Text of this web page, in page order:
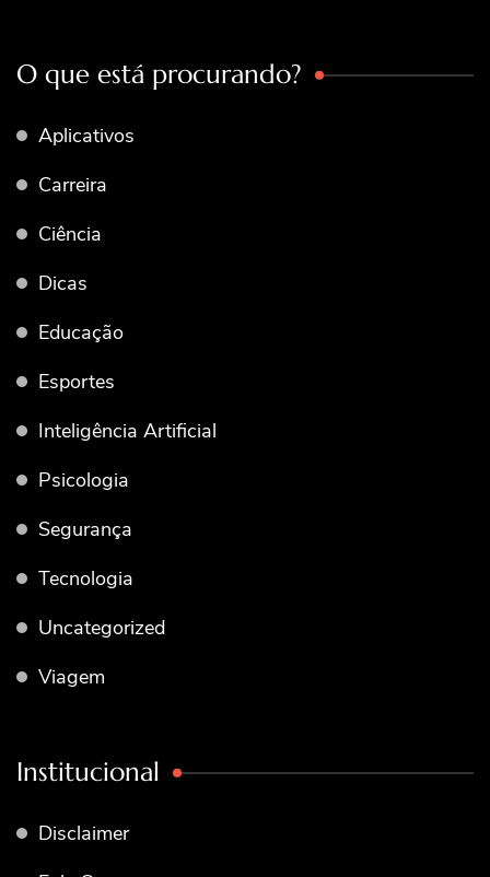
O que está procurando?
Aplicativos
Carreira
Ciência
Dicas
Educação
Esportes
Inteligência Artificial
Psicologia
Segurança
Tecnologia
Uncategorized
Viagem
Institucional
Disclaimer